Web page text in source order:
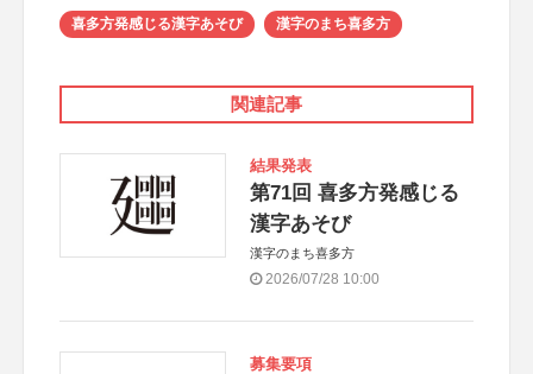
喜多方発感じる漢字あそび 漢字のまち喜多方
関連記事
結果発表
第71回 喜多方発感じる
漢字あそび
漢字のまち喜多方
2026/07/28 10:00
募集要項